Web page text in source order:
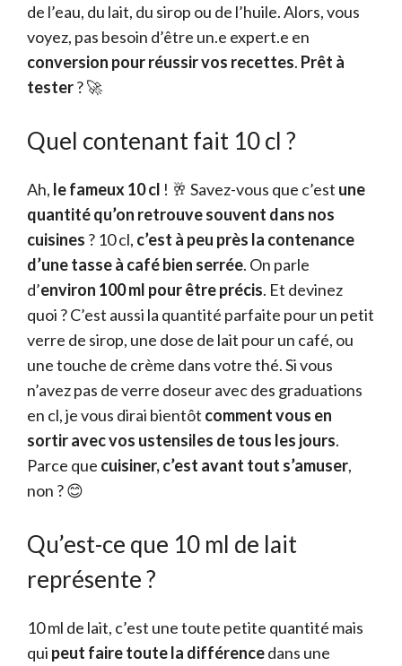
de l’eau, du lait, du sirop ou de l’huile. Alors, vous
voyez, pas besoin d’être un.e expert.e en
conversion pour réussir vos recettes. Prêt à
tester? 🚀
Quel contenant fait 10 cl ?
Ah, le fameux 10 cl ! 🥂 Savez-vous que c’est une
quantité qu’on retrouve souvent dans nos
cuisines ? 10 cl, c’est à peu près la contenance
d’une tasse à café bien serrée. On parle
d’environ 100 ml pour être précis. Et devinez
quoi ? C’est aussi la quantité parfaite pour un petit
verre de sirop, une dose de lait pour un café, ou
une touche de crème dans votre thé. Si vous
n’avez pas de verre doseur avec des graduations
en cl, je vous dirai bientôt comment vous en
sortir avec vos ustensiles de tous les jours.
Parce que cuisiner, c’est avant tout s’amuser,
non ? 😊
Qu’est-ce que 10 ml de lait
représente ?
10 ml de lait, c’est une toute petite quantité mais
qui peut faire toute la différencedans une